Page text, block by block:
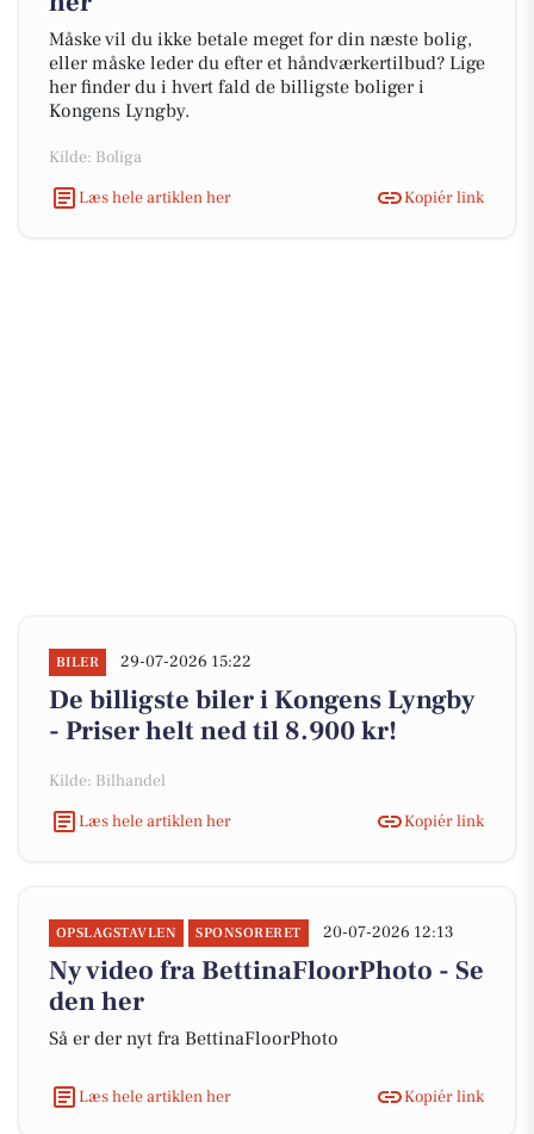
Måske vil du ikke betale meget for din næste bolig,
eller måske leder du efter et håndværkertilbud? Lige
her finder du i hvert fald de billigste boliger i
Kongens Lyngby.
Kilde: Boliga
Læs hele artiklen her
Kopiér link
BILER 29-07-2026 15:22
De billigste biler i Kongens Lyngby
- Priser helt ned til 8.900 kr!
Kilde: Bilhandel
Læs hele artiklen her
Kopiér link
OPSLAGSTAVLEN SPONSORERET 20-07-2026 12:13
Ny video fra BettinaFloorPhoto - Se
den her
Så er der nyt fra BettinaFloorPhoto
Læs hele artiklen her Kopiér link